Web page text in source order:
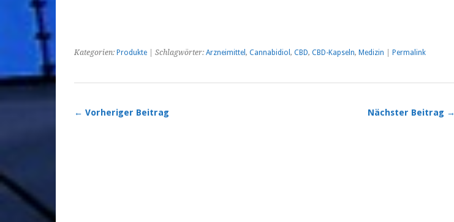
Kategorien: Produkte | Schlagwörter: Arzneimittel , Cannabidiol , CBD, CBD-Kapseln, Medizin Permalink
← Vorheriger Beitrag Nächster Beitrag →